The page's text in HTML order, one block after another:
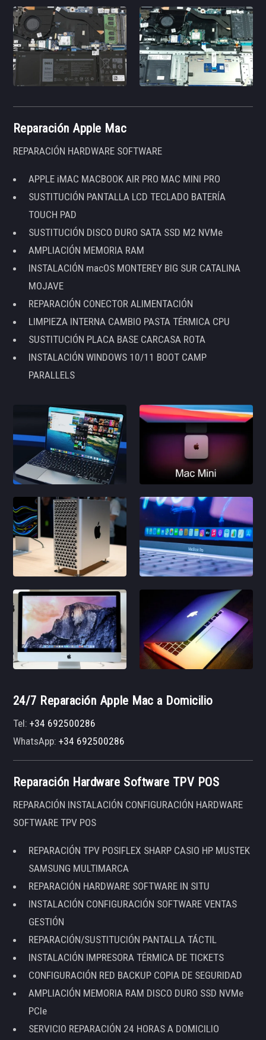
Reparación Apple Mac
REPARACIÓN HARDWARE SOFTWARE
APPLE iMAC MACBOOK AIR PRO MAC MINI PRO
SUSTITUCIÓN PANTALLA LCD TECLADO BATERÍA
TOUCH PAD
SUSTITUCIÓN DISCO DURO SATA SSD M2 NVMe
AMPLIACIÓN MEMORIA RAM
INSTALACIÓN macOS MONTEREY BIG SUR CATALINA
MOJAVE
REPARACIÓN CONECTOR ALIMENTACIÓN
LIMPIEZA INTERNA CAMBIO PASTA TÉRMICA CPU
SUSTITUCIÓN PLACA BASE CARCASA ROTA
INSTALACIÓN WINDOWS 10/11 BOOT CAMP
PARALLELS
24/7 Reparación Apple Mac a Domicilio
Tel:+34 692500286
WhatsApp:+34 692500286
Reparación Hardware Software TPV POS
REPARACIÓN INSTALACIÓN CONFIGURACIÓN HARDWARE
SOFTWARE TPV POS
REPARACIÓN TPV POSIFLEX SHARP CASIO HP MUSTEK
SAMSUNG MULTIMARCA
REPARACIÓN HARDWARE SOFTWARE IN SITU
INSTALACIÓN CONFIGURACIÓN SOFTWARE VENTAS
GESTIÓN
REPARACIÓN/SUSTITUCIÓN PANTALLA TÁCTIL
INSTALACIÓN IMPRESORA TÉRMICA DE TICKETS
CONFIGURACIÓN RED BACKUP COPIA DE SEGURIDAD
AMPLIACIÓN MEMORIA RAM DISCO DURO SSD NVMe
PCIe
SERVICIO REPARACIÓN 24 HORAS A DOMICILIO